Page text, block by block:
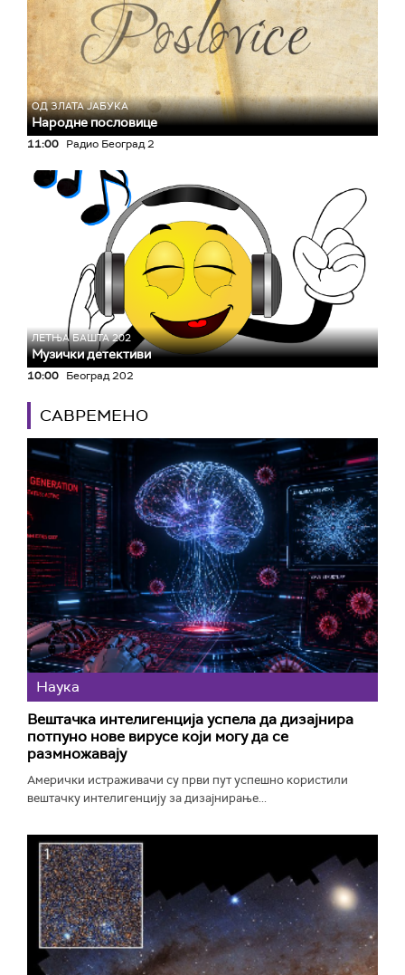
ОД ЗЛАТА ЈАБУКА
Народне пословице
11:00 Радио Београд 2
ЛЕТЊА БАШТА 202
Музички детективи
10:00 Београд 202
САВРЕМЕНО
Наука
Вештачка интелигенција успела да дизајнира
потпуно нове вирусе који могу да се
размножавају
Амерички истраживачи су први пут успешно користили
вештачку интелигенцију за дизајнирање...